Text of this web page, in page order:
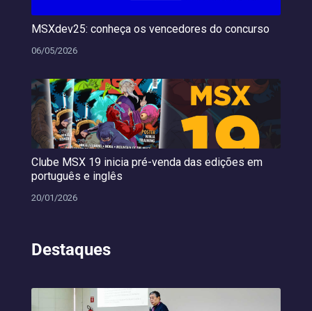
MSXdev25: conheça os vencedores do concurso
06/05/2026
Clube MSX 19 inicia pré-venda das edições em
português e inglês
20/01/2026
Destaques